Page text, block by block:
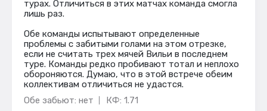
турах. Отличиться в этих матчах команда смогла
лишь раз.
Обе команды испытывают определенные
проблемы с забитыми голами на этом отрезке,
если не считать трех мячей Вильи в последнем
туре. Команды редко пробивают тотал и неплохо
обороняются. Думаю, что в этой встрече обеим
коллективам отличиться не удастся.
Обе забьют: нет
КФ: 1.71